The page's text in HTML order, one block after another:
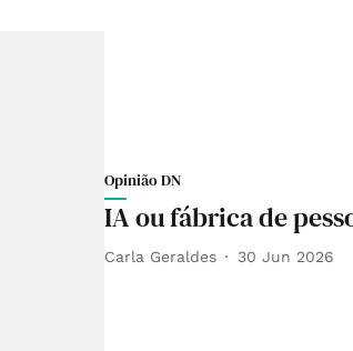
Opinião DN
IA ou fábrica de
Carla Geraldes 30 Jun 2026